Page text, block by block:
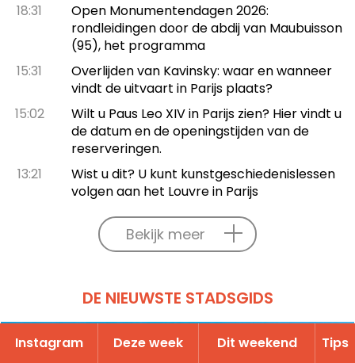
18:31
Open Monumentendagen 2026:
rondleidingen door de abdij van Maubuisson
(95), het programma
15:31
Overlijden van Kavinsky: waar en wanneer
vindt de uitvaart in Parijs plaats?
15:02
Wilt u Paus Leo XIV in Parijs zien? Hier vindt u
de datum en de openingstijden van de
reserveringen.
13:21
Wist u dit? U kunt kunstgeschiedenislessen
volgen aan het Louvre in Parijs
Bekijk meer
DE NIEUWSTE STADSGIDS
Instagram Deze week Dit weekend Tips